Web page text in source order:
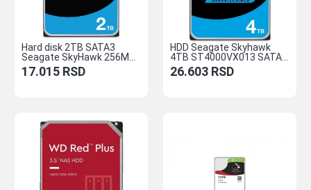
Hard disk 2TB SATA3
Seagate SkyHawk 256M...
17.015 RSD
HDD Seagate Skyhawk
4TB ST4000VX013 SATA...
26.603 RSD